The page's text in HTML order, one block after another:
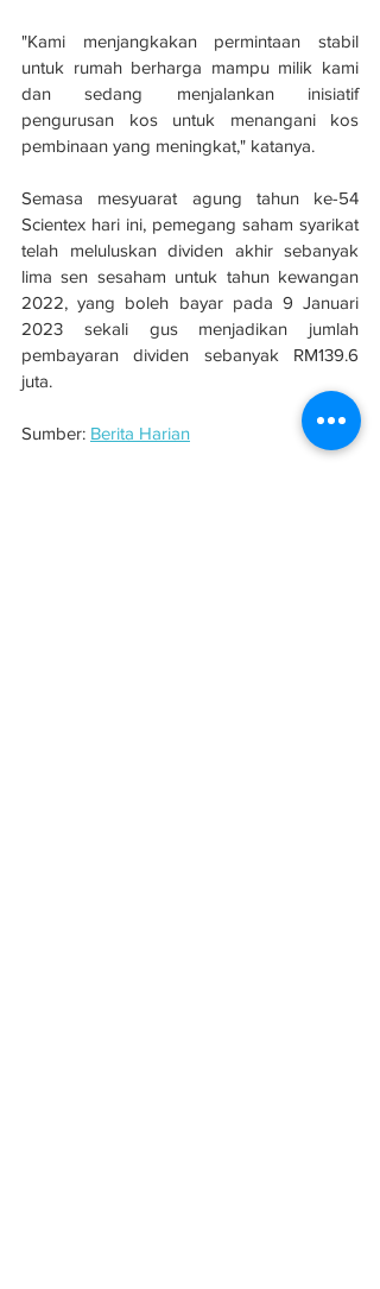
"Kami menjangkakan permintaan stabil
untuk rumah berharga mampu milik kami
dan sedang menjalankan inisiatif
pengurusan kos untuk menangani kos
pembinaan yang meningkat," katanya.
Semasa mesyuarat agung tahun ke-54
Scientex hari ini, pemegang saham syarikat
telah meluluskan dividen akhir sebanyak
lima sen sesaham untuk tahun kewangan
2022, yang boleh bayar pada 9 Januari
2023 sekali gus menjadikan jumlah
pembayaran dividen sebanyak RM139.6
juta.
Sumber: Berita Harian